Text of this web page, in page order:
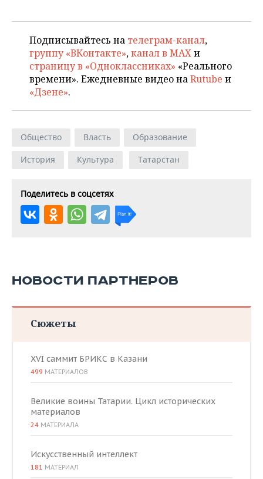
Подписывайтесь на телеграм-канал,
группу «ВКонтакте»,канал в MAXи
страницу в «Одноклассниках» «Реального
времени». Ежедневные видео наRutube и
«Дзене».
Общество Власть
Образование
История
Культура Татарстан
Поделитесь в соцсетях
НОВОСТИ ПАРТНЕРОВ
Сюжеты
XVI саммит БРИКС в Казани
499 МАТЕРИАЛОВ
Великие воины Татарии. Цикл исторических
материалов
24 МАТЕРИАЛА
Искусственный интеллект
181 МАТЕРИАЛ